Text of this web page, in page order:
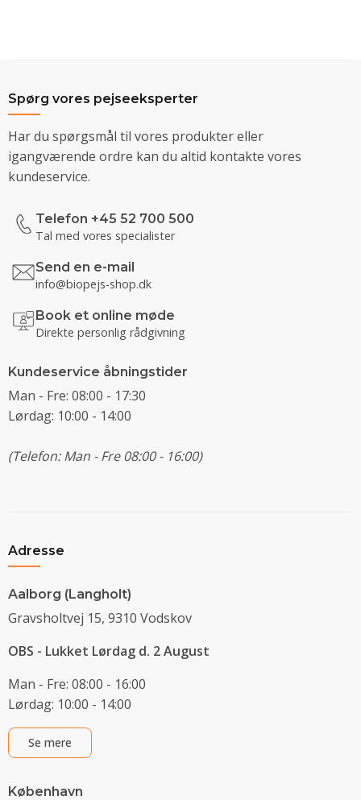
Spørg vores pejseeksperter
Har du spørgsmål til vores produkter eller
igangværende ordre kan du altid kontakte vores
kundeservice.
Telefon +45 52 700 500
Tal med vores specialister
Send en e-mail
info@biopejs-shop.dk
Book et online møde
Direkte personlig rådgivning
Kundeservice åbningstider
Man - Fre: 08:00 - 17:30
Lørdag: 10:00 - 14:00
(Telefon: Man - Fre 08:00 - 16:00)
Adresse
Aalborg (Langholt)
Gravsholtvej 15, 9310 Vodskov
OBS - Lukket Lørdag d. 2 August
Man - Fre: 08:00 - 16:00
Lørdag: 10:00 - 14:00
Se mere
København